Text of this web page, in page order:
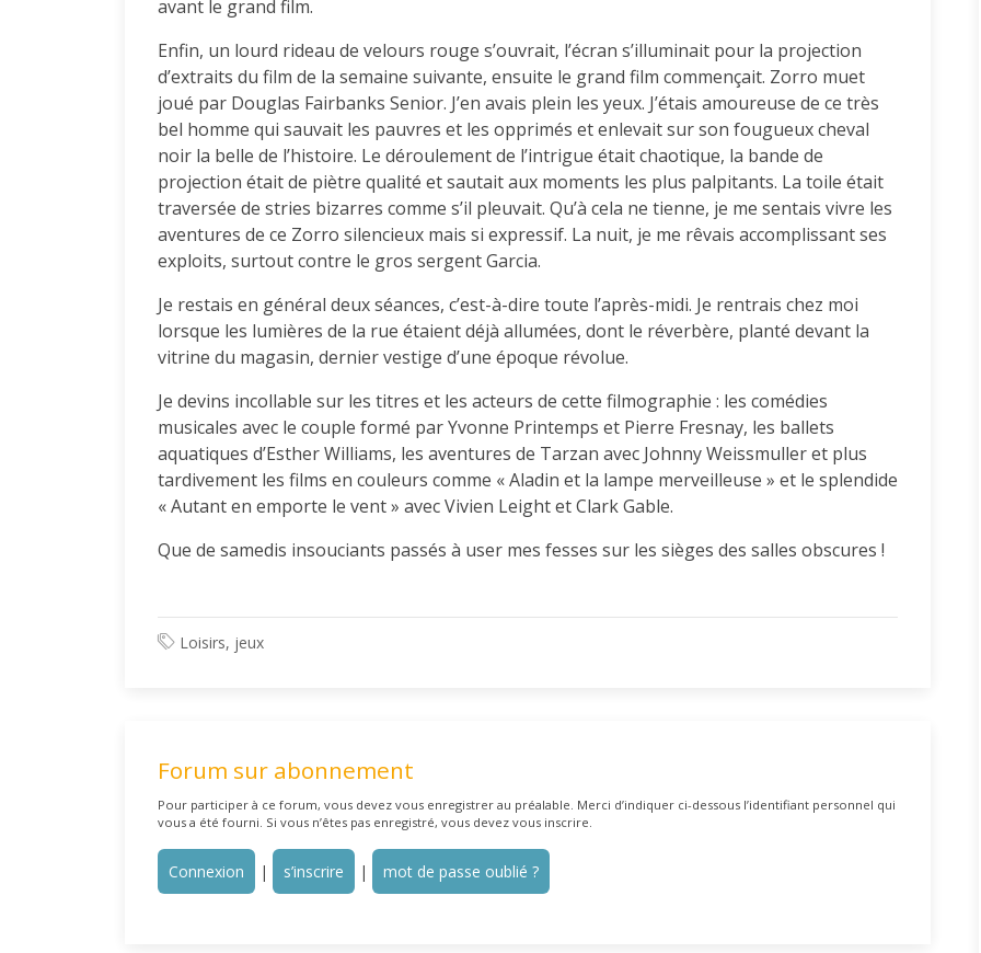
avant le grand film.
Enfin, un lourd rideau de velours rouge s’ouvrait, l’écran s’illuminait pour la projection
d’extraits du film de la semaine suivante, ensuite le grand film commençait. Zorro muet
joué par Douglas Fairbanks Senior. J’en avais plein les yeux. J’étais amoureuse de ce très
bel homme qui sauvait les pauvres et les opprimés et enlevait sur son fougueux cheval
noir la belle de l’histoire. Le déroulement de l’intrigue était chaotique, la bande de
projection était de piètre qualité et sautait aux moments les plus palpitants. La toile était
traversée de stries bizarres comme s’il pleuvait. Qu’à cela ne tienne, je me sentais vivre les
aventures de ce Zorro silencieux mais si expressif. La nuit, je me rêvais accomplissant ses
exploits, surtout contre le gros sergent Garcia.
Je restais en général deux séances, c’est-à-dire toute l’après-midi. Je rentrais chez moi
lorsque les lumières de la rue étaient déjà allumées, dont le réverbère, planté devant la
vitrine du magasin, dernier vestige d’une époque révolue.
Je devins incollable sur les titres et les acteurs de cette filmographie : les comédies
musicales avec le couple formé par Yvonne Printemps et Pierre Fresnay, les ballets
aquatiques d’Esther Williams, les aventures de Tarzan avec Johnny Weissmuller et plus
tardivement les films en couleurs comme « Aladin et la lampe merveilleuse » et le splendide
« Autant en emporte le vent » avec Vivien Leight et Clark Gable.
Que de samedis insouciants passés à user mes fesses sur les sièges des salles obscures !
Loisirs, jeux
Forum sur abonnement
Pour participer à ce forum, vous devez vous enregistrer au préalable. Merci d’indiquer ci-dessous l’identifiant personnel qui
vous a été fourni. Si vous n’êtes pas enregistré, vous devez vous inscrire.
Connexion | s’inscrire | mot de passe oublié ?